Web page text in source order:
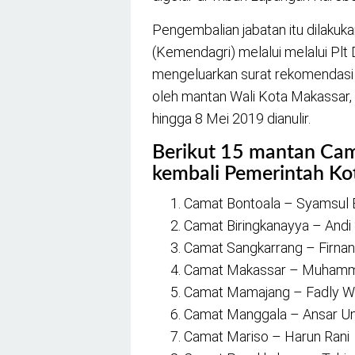
Pengembalian jabatan itu
(Kemendagri) melalui melalui Plt
mengeluarkan surat
oleh mantan Wali Kota
hingga 8 Mei 2019 dianulir.
Berikut 15 mantan
kembali Pemerintah
Camat Bontoala – Syamsul
Camat Biringkanayya –
Camat Sangkarrang –
Camat Makassar –
Camat Mamajang – Fadly
Camat Manggala – Ansar
Camat Mariso – Harun Rani